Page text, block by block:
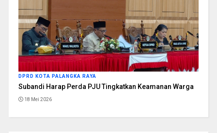
DPRD KOTA PALANGKA RAYA
Subandi Harap Perda PJU Tingkatkan Keamanan Warga
18 Mei 2026